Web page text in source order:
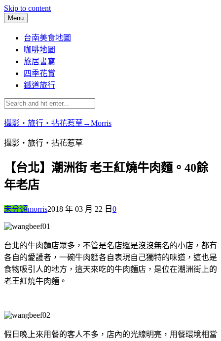
Skip to content
Menu
台南美食地圖
咖啡地圖
旅居書寫
四季花賞
鐵道旅行
攝影‧旅行‧拈花惹草→Morris
攝影‧旅行‧拈花惹草
【台北】潮洲街 老王紅燒牛肉麵。40餘
年老店
未分類morris2018 年 03 月 22 日 0
台北的牛肉麵店眾多，不管是名店還是沒沒無名的小店，都有
各自的愛護者，一碗牛肉麵各自表現自己獨特的味道，這也是
食物吸引人的地方，這天來吃的牛肉麵店，是位在潮洲街上的
老王紅燒牛肉麵。
假日晚上來用餐的客人不多，店內的光線明亮，用餐環境相當